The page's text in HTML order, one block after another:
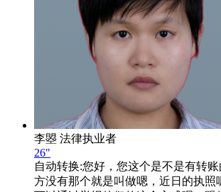
李曌 法律执业者
26"
自动转换:您好，您这个是不是有转
方没有那个就是叫做嗯，近日的执照